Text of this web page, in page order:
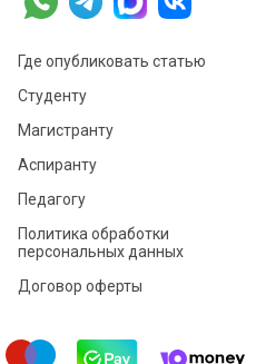
Где опубликовать статью
Студенту
Магистранту
Аспиранту
Педагогу
Политика обработки
персональных данных
Договор оферты